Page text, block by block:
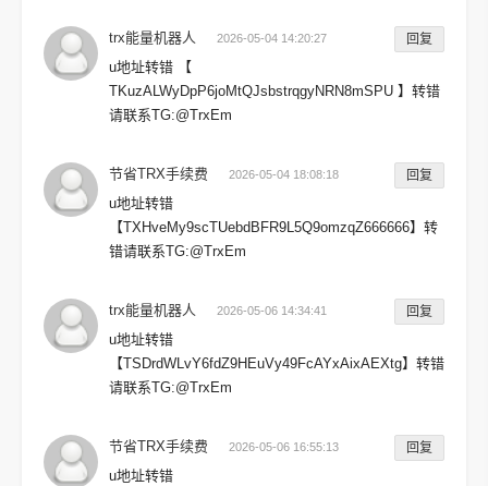
trx能量机器人 2026-05-04 14:20:27 回复
u地址转错 【
TKuzALWyDpP6joMtQJsbstrqgyNRN8mSPU 】转错
请联系TG:@TrxEm
节省TRX手续费 2026-05-04 18:08:18 回复
u地址转错
【TXHveMy9scTUebdBFR9L5Q9omzqZ666666】转
错请联系TG:@TrxEm
trx能量机器人 2026-05-06 14:34:41 回复
u地址转错
【TSDrdWLvY6fdZ9HEuVy49FcAYxAixAEXtg】转错
请联系TG:@TrxEm
节省TRX手续费 2026-05-06 16:55:13 回复
u地址转错